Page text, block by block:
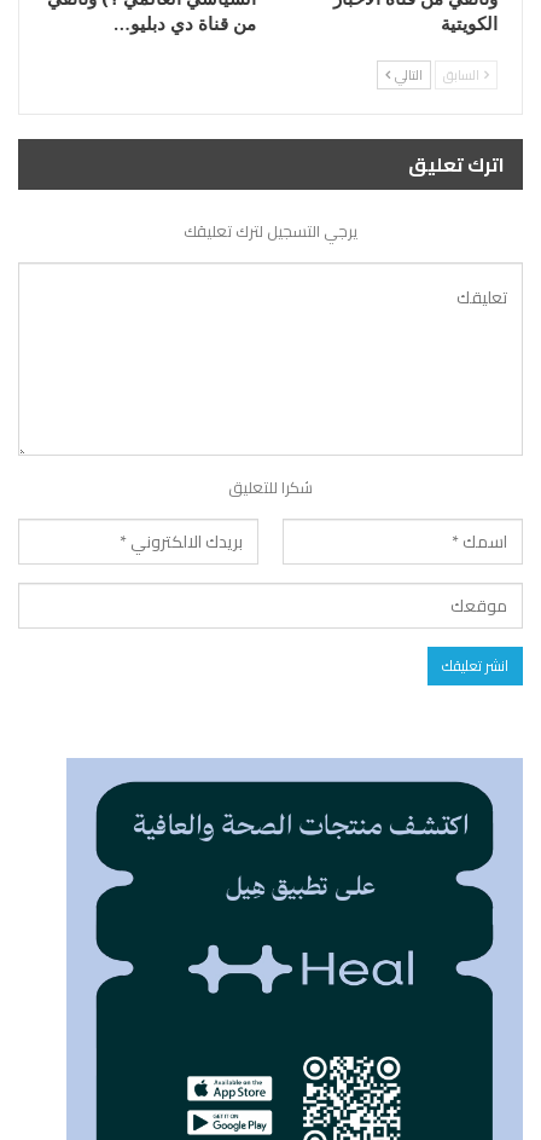
الكويتية
من قناة دي دبليو…
السابق التالي
اترك تعليق
يرجي التسجيل لترك تعليقك
شكرا للتعليق